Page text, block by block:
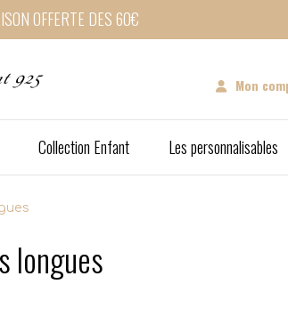
OFFERTE DES 60€
925 Mon
Collection Enfant Les personnalisables
longues